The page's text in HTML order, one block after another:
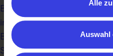
Alle
Auswahl
Berufsqualifikation als
in Gewerbe und Handwerk
Berufsqualifikation
Spezialisierung